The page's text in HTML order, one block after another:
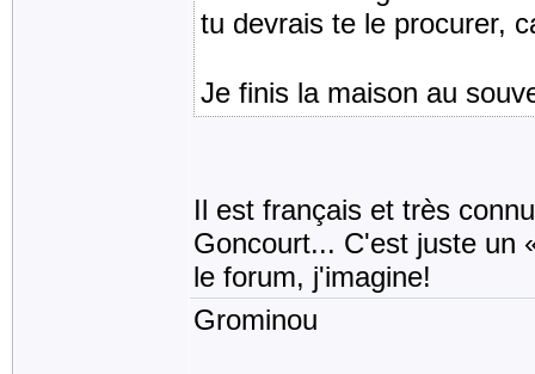
tu devrais te le procurer,
Je finis la maison au
Il est français et très
Goncourt... C'est juste un
le forum, j'imagine!
Grominou